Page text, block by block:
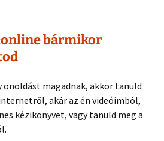
bármikor
önoldást magadnak, akkor tanuld
akár az én videóimból,
kézikönyvet, vagy tanuld meg a